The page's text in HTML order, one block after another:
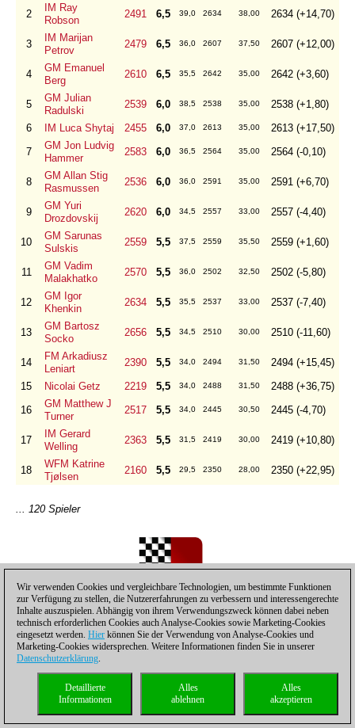
2
IM Ray
Robson
2491 6,5 39,0 2634 38,00 2634 (+14,70)
3
IM Marijan
Petrov
2479 6,5 36,0 2607 37,50 2607 (+12,00)
4
GM Emanuel
Berg
2610 6,5 35,5 2642 35,00 2642 (+3,60)
5
GM Julian
Radulski
2539 6,0 38,5 2538 35,00
2538 (+1,80)
6
IM Luca Shytaj 2455 6,0 37,0 2613 35,00
2613 (+17,50)
7
GM Jon Ludvig
Hammer
2583 6,0 36,5 2564 35,00 2564 (-0,10)
8
GM Allan Stig
Rasmussen
2536 6,0 36,0 2591 35,00 2591 (+6,70)
9
GM Yuri
Drozdovskij
2620 6,0 34,5 2557 33,00 2557 (-4,40)
10
GM Sarunas
Sulskis
2559 5,5 37,5 2559 35,50 2559 (+1,60)
11
GM Vadim
Malakhatko
2570 5,5 36,0 2502 32,50 2502 (-5,80)
12
GM Igor
Khenkin
2634 5,5 35,5 2537 33,00 2537 (-7,40)
13
GM Bartosz
Socko
2656 5,5 34,5 2510 30,00 2510 (-11,60)
14
FM Arkadiusz
Leniart
2390 5,5 34,0 2494 31,50
2494 (+15,45)
15
Nicolai Getz 2219 5,5 34,0 2488 31,50
2488 (+36,75)
16
GM Matthew J
Turner
2517 5,5 34,0 2445 30,50 2445 (-4,70)
17
IM Gerard
Welling
2363 5,5 31,5 2419 30,00 2419 (+10,80)
18
WFM Katrine
Tjølsen
2160 5,5 29,5 2350 28,00 2350 (+22,95)
... 120 Spieler
Neu:ChessBase Light 2009
Wir verwenden Cookies und vergleichbare Technologien, um bestimmte Funktionen
zur Verfügung zu stellen, die Nutzererfahrungen zu verbessern und interessengerechte
Inhalte auszuspielen. Abhängig von ihrem Verwendungszweck können dabei neben
technisch erforderlichen Cookies auch Analyse-Cookies sowie Marketing-Cookies
eingesetzt werden. Hier können Sie der Verwendung von Analyse-Cookies und
Marketing-Cookies widersprechen. Weitere Informationen finden Sie in unserer
Datenschutzerklärung.
Alles
akzeptieren
Alles
ablehnen
Detaillierte
Informationen